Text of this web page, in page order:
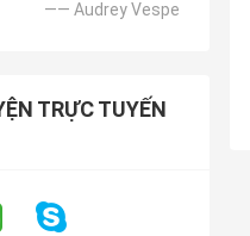
—— Audrey Vespe
TRỰC TUYẾN